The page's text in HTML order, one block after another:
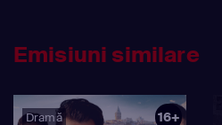
Emisiuni similare
Dramă
16+